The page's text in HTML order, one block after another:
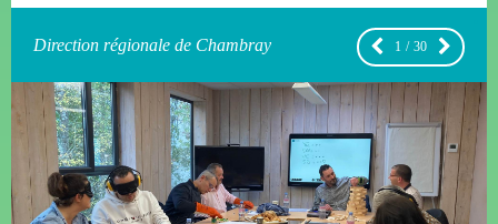
2 / 30
de Chambray Direction régionale